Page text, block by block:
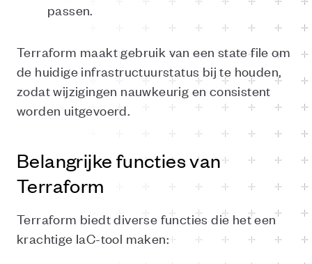
passen.
Terraform maakt gebruik van een state file om
de huidige infrastructuurstatus bij te houden,
zodat wijzigingen nauwkeurig en consistent
worden uitgevoerd.
Belangrijke functies van
Terraform
Terraform biedt diverse functies die het een
krachtige IaC-tool maken: